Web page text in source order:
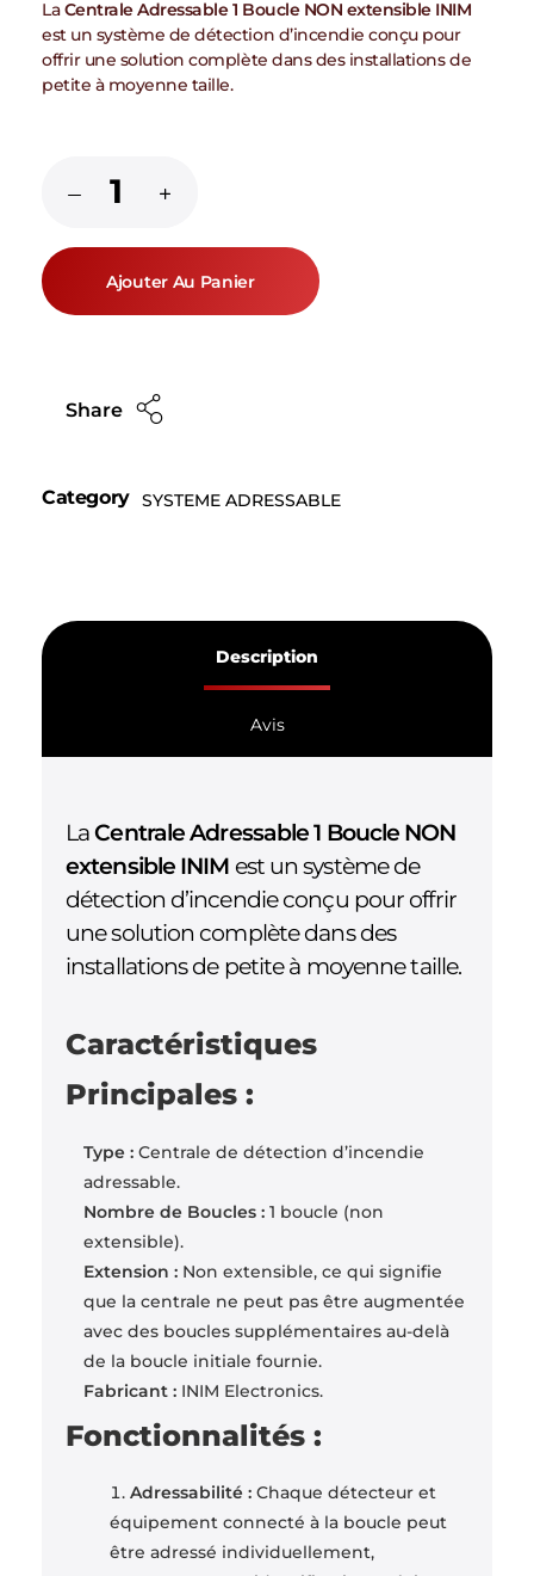
LaCentrale Adressable 1 Boucle NON extensible INIM
est un système de détection d’incendie conçu pour
offrir une solution complète dans des installations de
petite à moyenne taille.
Ajouter Au Panier
Share
Category SYSTEME ADRESSABLE
Description
Avis
LaCentrale Adressable 1 Boucle NON
extensible INIM est un système de
détection d’incendie conçu pour offrir
une solution complète dans des
installations de petite à moyenne taille.
Caractéristiques
Principales :
Type :Centrale de détection d’incendie
adressable.
Nombre de Boucles :1 boucle (non
extensible).
Extension :Non extensible, ce qui signifie
que la centrale ne peut pas être augmentée
avec des boucles supplémentaires au-delà
de la boucle initiale fournie.
Fabricant :INIM Electronics.
Fonctionnalités :
Adressabilité :Chaque détecteur et
équipement connecté à la boucle peut
être adressé individuellement,